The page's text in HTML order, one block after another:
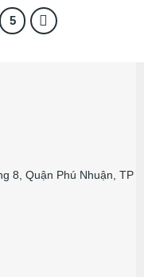
5
8, Quận Phú Nhuận, TP